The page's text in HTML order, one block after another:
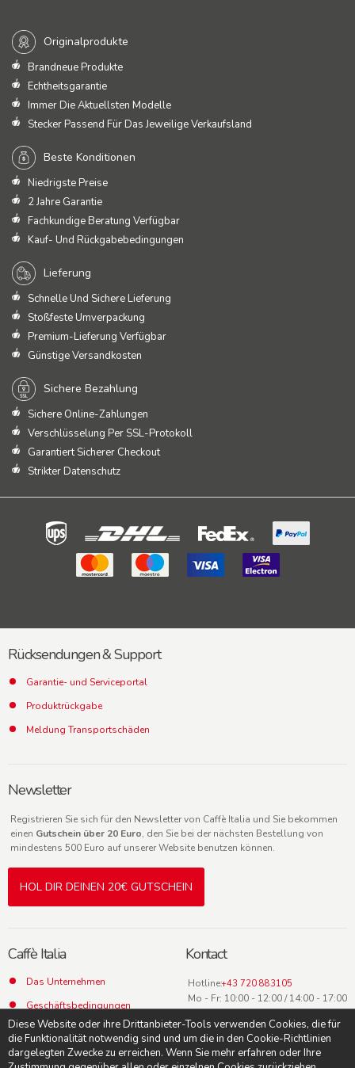
Originalprodukte
Brandneue Produkte
Echtheitsgarantie
Immer Die Aktuellsten Modelle
Stecker Passend Für Das Jeweilige Verkaufsland
Beste Konditionen
Niedrigste Preise
2 Jahre Garantie
Fachkundige Beratung Verfügbar
Kauf- Und Rückgabebedingungen
Lieferung
Schnelle Und Sichere Lieferung
Stoßfeste Umverpackung
Premium-Lieferung Verfügbar
Günstige Versandkosten
Sichere Bezahlung
Sichere Online-Zahlungen
Verschlüsselung Per SSL-Protokoll
Garantiert Sicherer Checkout
Strikter Datenschutz
Rücksendungen & Support
Garantie- und Serviceportal
Produktrückgabe
Meldung Transportschäden
Newsletter
Registrieren Sie sich für den Newsletter von Caffè Italia und Sie bekommen
einen Gutschein über 20 Euro, den Sie bei der nächsten Bestellung von
mindestens 500 Euro auf unserer Website benutzen können.
HOL DIR DEINEN 20€ GUTSCHEIN
Caffè Italia
Das Unternehmen
Geschäftsbedingungen
Datenschutz
Kontact
Kontact
Hotline:+43 720 883105
Mo - Fr: 10:00 - 12:00 / 14:00 - 17:00
Uhr
Diese Website oder ihre Drittanbieter-Tools verwenden Cookies, die für
die Funktionalität notwendig sind und um die in den Cookie-Richtlinien
dargelegten Zwecke zu erreichen. Wenn Sie mehr erfahren oder Ihre